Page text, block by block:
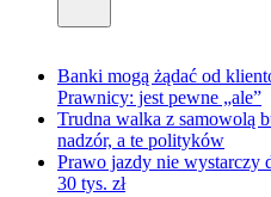
Banki mogą żądać od
Prawnicy: jest pewne „ale”
Trudna walka z samowolą
nadzór, a te polityków
Prawo jazdy nie wystarczy
30 tys. zł